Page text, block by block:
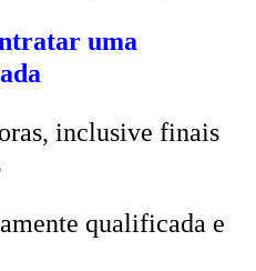
uma
inclusive finais
qualificada e